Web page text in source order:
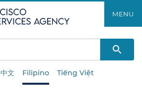
ang
pangunahing
nilalaman​​
MENU​​
中文 Filipino Tiếng Việt